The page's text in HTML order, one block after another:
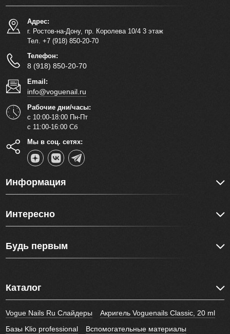
Адрес:
г. Ростов-на-Дону, пр. Королева 10/4 3 этаж
Тел. +7 (918) 850-20-70
Телефон:
8 (918) 850-20-70
Email:
info@voguenail.ru
Рабочие дни/часы:
с 10:00-18:00 Пн-Пт
с 11:00-16:00 Сб
Мы в соц. сетях:
Информация
Интересно
Будь первым
Каталог
Vogue Nails Ru Слайдеры
Акригель Voguenails Classic, 20 ml
Базы Klio professional
Вспомогательные материалы